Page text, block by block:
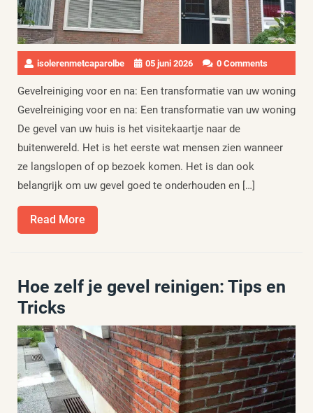
isolerenmetcaparolbe 05 juni 2026 0 Comments
Gevelreiniging voor en na: Een transformatie van uw woning
Gevelreiniging voor en na: Een transformatie van uw woning
De gevel van uw huis is het visitekaartje naar de
buitenwereld. Het is het eerste wat mensen zien wanneer
ze langslopen of op bezoek komen. Het is dan ook
belangrijk om uw gevel goed te onderhouden en […]
Read More
More
Hoe zelf je gevel reinigen: Tips en
Tricks